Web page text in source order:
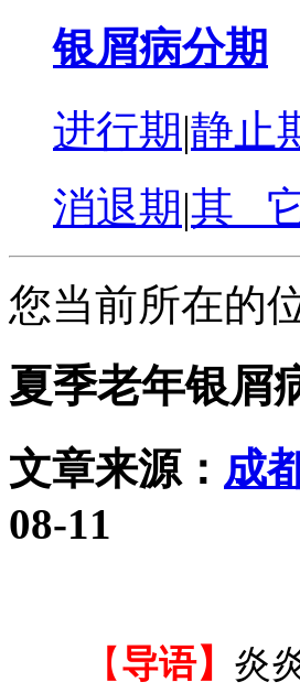
银屑病分期
进行期|静止
消退期|其
您当前所在的
夏季老年银屑
文章来源： 成
08-11
【导语】 炎